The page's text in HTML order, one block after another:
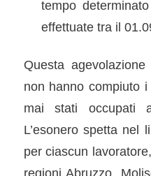
tempo
effettuate tra il
Questa
non hanno compiuto
mai stati occupati
L’esonero spetta nel
per ciascun